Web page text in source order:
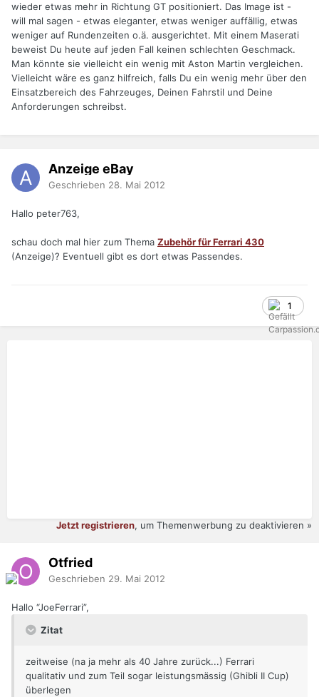
wieder etwas mehr in Richtung GT positioniert. Das Image ist -
will mal sagen - etwas eleganter, etwas weniger auffällig, etwas
weniger auf Rundenzeiten o.ä. ausgerichtet. Mit einem Maserati
beweist Du heute auf jeden Fall keinen schlechten Geschmack.
Man könnte sie vielleicht ein wenig mit Aston Martin vergleichen.
Vielleicht wäre es ganz hilfreich, falls Du ein wenig mehr über den
Einsatzbereich des Fahrzeuges, Deinen Fahrstil und Deine
Anforderungen schreibst.
Anzeige eBay
Geschrieben 28. Mai 2012
Hallo peter763,
schau doch mal hier zum Thema Zubehör für Ferrari 430
(Anzeige)? Eventuell gibt es dort etwas Passendes.
1
Jetzt registrieren, um Themenwerbung zu deaktivieren »
Otfried
Geschrieben 29. Mai 2012
Hallo “JoeFerrari”,
Zitat
zeitweise (na ja mehr als 40 Jahre zurück...) Ferrari
qualitativ und zum Teil sogar leistungsmässig (Ghibli II Cup)
überlegen